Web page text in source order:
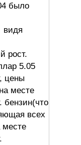
было
видя
рост.
5.05
цены
месте
бензин(что
всех
месте